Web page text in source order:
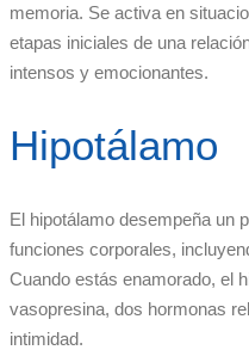
memoria. Se activa en
etapas iniciales de una
intensos y emocionantes.
Hipotálamo
El hipotálamo desempeña un
funciones corporales,
Cuando estás enamorado, el
vasopresina, dos hormonas
intimidad.